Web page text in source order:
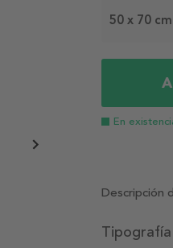
50 x 70 cm
En
Descripción